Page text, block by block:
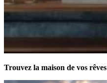
Trouvez la maison de vos rêves